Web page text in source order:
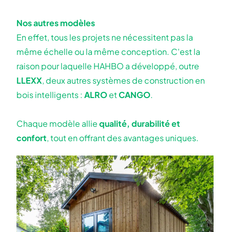
Nos autres modèles
En effet, tous les projets ne nécessitent pas la
même échelle ou la même conception. C'est la
raison pour laquelle HAHBO a développé, outre
LLEXX, deux autres systèmes de construction en
bois intelligents : ALROetCANGO.
Chaque modèle alliequalité, durabilité et
confort, tout en offrant des avantages uniques.